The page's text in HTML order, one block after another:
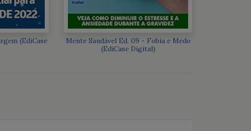
(EdiCase
Mente Saudável Ed. 09 - Fobia e Medo
(EdiCase Digital)